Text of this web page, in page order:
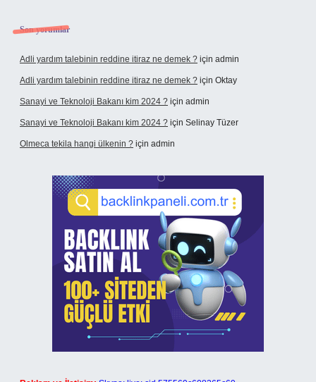
Son yorumlar
Adli yardım talebinin reddine itiraz ne demek ? için admin
Adli yardım talebinin reddine itiraz ne demek ? için Oktay
Sanayi ve Teknoloji Bakanı kim 2024 ? için admin
Sanayi ve Teknoloji Bakanı kim 2024 ? için Selinay Tüzer
Olmeca tekila hangi ülkenin ? için admin